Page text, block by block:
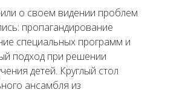
о своем видении проблем
пропагандирование
специальных программ и
подход при решении
детей. Круглый стол
ансамбля из